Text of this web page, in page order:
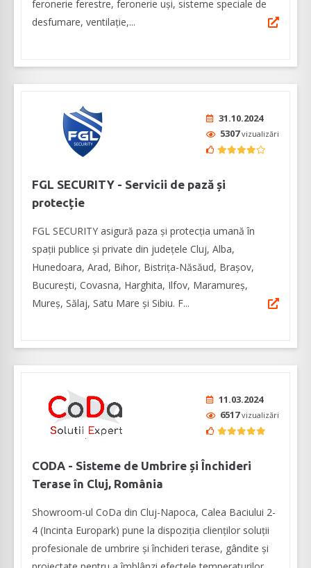
feronerie ferestre, feronerie uși, sisteme speciale de
desfumare, ventilație,...
31.10.2024
5307vizualizări
FGL SECURITY - Servicii de pază și
protecție
FGL SECURITY asigură paza și protecția umană în
spații publice și private din județele Cluj, Alba,
Hunedoara, Arad, Bihor, Bistrița-Năsăud, Brașov,
București, Covasna, Harghita, Ilfov, Maramureș,
Mureș, Sălaj, Satu Mare și Sibiu. F...
11.03.2024
6517vizualizări
CODA - Sisteme de Umbrire și Închideri
Terase în Cluj, România
Showroom-ul CoDa din Cluj-Napoca, Calea Baciului 2-
4 (Incinta Europark) pune la dispoziția clienților soluții
profesionale de umbrire și închideri terase, gândite și